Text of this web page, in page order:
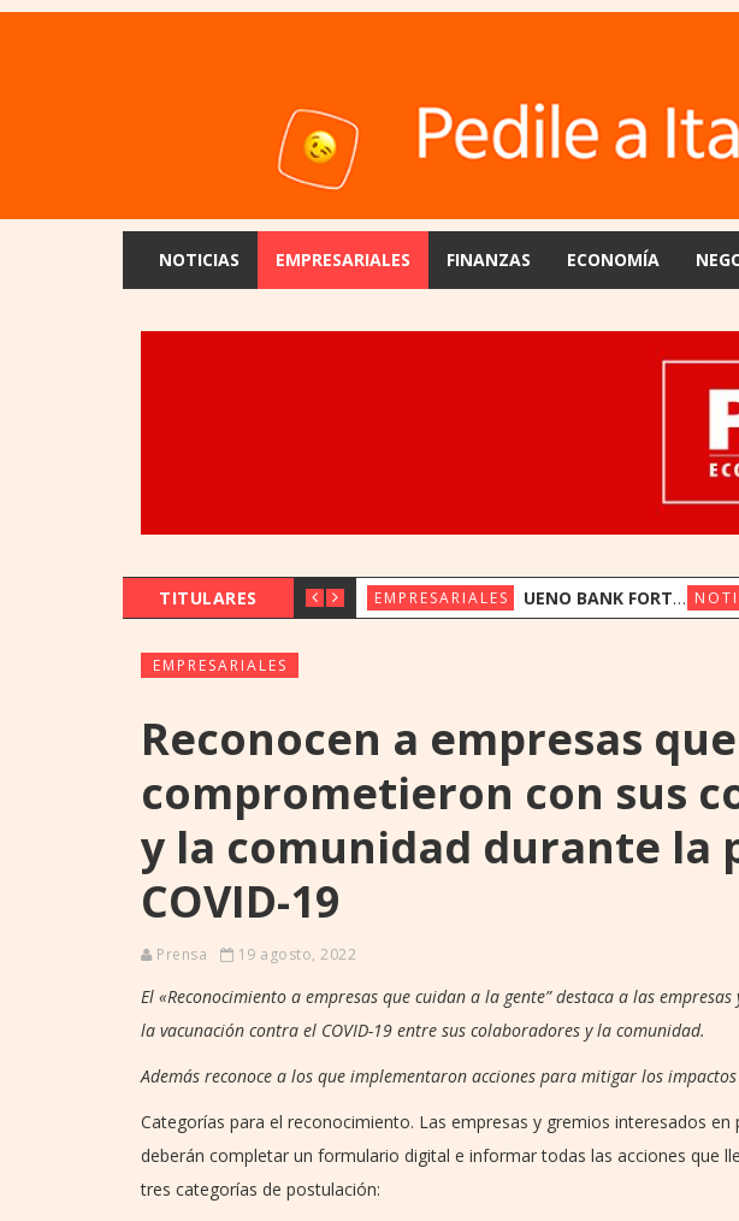
NOTICIAS EMPRESARIALES FINANZAS ECONOMÍA
TITULARES EMPRESARIALES UENO BANK FORTALECE SU FONDEO INTERNACIONAL CON US$ 17,5 MILLONES DE TRIODOS BANK Y GAWA CAPITAL
EMPRESARIALES
Reconocen a empresas
comprometieron con sus
y la comunidad durante la
COVID-19
Prensa 19 agosto, 2022
El «Reconocimiento a empresas que cuidan a la gente” destaca a las
la vacunación contra el COVID-19 entre sus colaboradores y la comunidad.
Además reconoce a los que implementaron acciones para mitigar los
Categorías para el reconocimiento. Las empresas y gremios interesados
deberán completar un formulario digital e informar todas las acciones que
tres categorías de postulación: